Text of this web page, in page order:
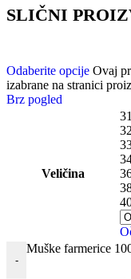
SLIČNI
Odaberite opcije Ovaj
izabrane na stranici
Brz pogled
Veličina
31
32
-
Muške farmerice